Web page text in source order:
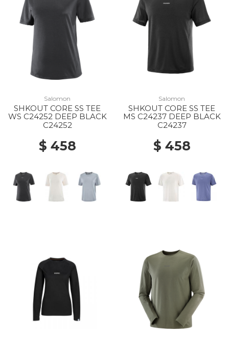
Salomon
SHKOUT CORE SS TEE
WS C24252 DEEP BLACK
C24252
$ 458
Salomon
SHKOUT CORE SS TEE
MS C24237 DEEP BLACK
C24237
$ 458